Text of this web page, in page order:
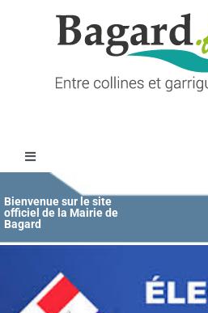
Toggle
Navigation
Accueil
ÉDUCATION / JEUNESSE
Bienvenue sur le site
officiel de la Mairie de
Bagard